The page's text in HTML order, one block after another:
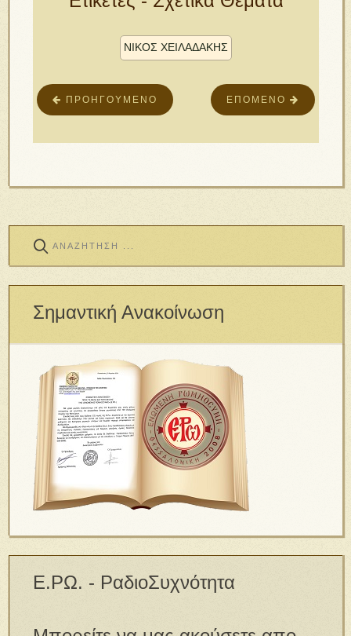
ΝΙΚΟΣ ΧΕΙΛΑΔΑΚΗΣ
ΕΠΌΜΕΝΟ
ΠΡΟΗΓΟΎΜΕΝΟ
Σημαντική Ανακοίνωση
Ε.ΡΩ. - ΡαδιοΣυχνότητα